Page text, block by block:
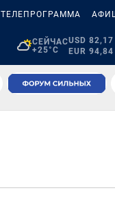
ТЕЛЕПРОГРАММА
СЕЙЧАС
+25°C
USD 82,17
EUR 94,84